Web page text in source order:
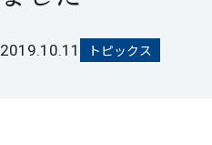
2019.10.11 トピックス